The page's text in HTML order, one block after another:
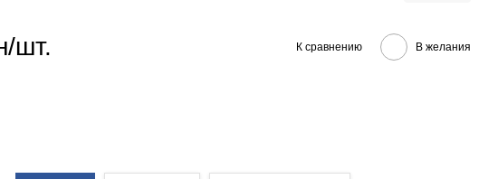
шт. К сравнению В желания